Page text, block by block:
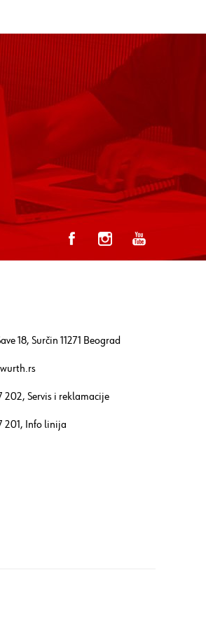
18, Surčin 11271 Beograd
202, Servis i reklamacije
201, Info linija